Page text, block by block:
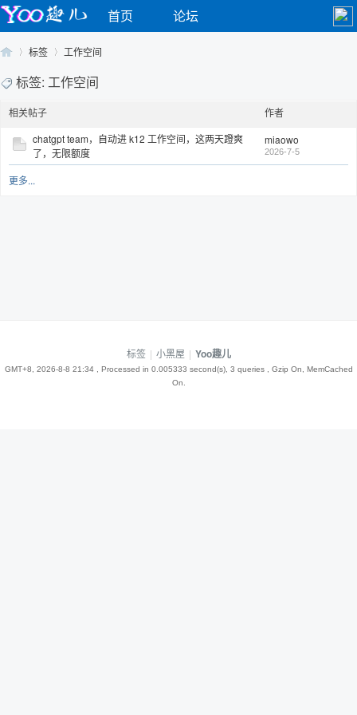
首页 论坛
Yo›
标签 工作空间
标签: 工作空间
相关帖子
作者
chatgpt team，自动进 k12 工作空间，这两天蹬爽
了，无限额度
miaowo
2026-7-5
更多...
标签 | 小黑屋 | Yoo趣儿
GMT+8, 2026-8-8 21:34, Processed in 0.005333 second(s), 3 queries , Gzip On, MemCached
On.